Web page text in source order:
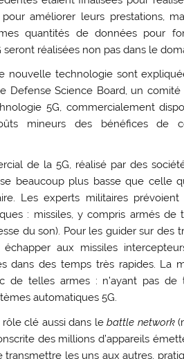
améliorer leurs prestations,
quantités de données pour
réalisées non pas dans le
nouvelle technologie sont
Defense Science Board, un
5G, commercialement
mineurs des bénéfices de
de la 5G, réalisé par des
beaucoup plus basse que celle
Les experts militaires
: missiles, y compris armés
du son). Pour les guider sur des
aux missiles
dans des temps très rapides. La
de telles armes : n’ayant pas
automatiques 5G.
clé aussi dans lebattle network
des millions d’appareils
les uns aux autres,